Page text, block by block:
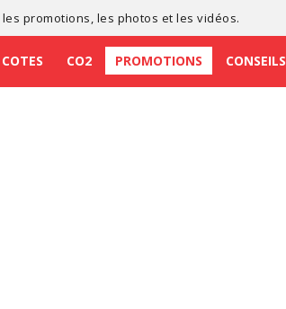
, les promotions , les photos et les vidéos.
COTES CO2 PROMOTIONS CONSEILS